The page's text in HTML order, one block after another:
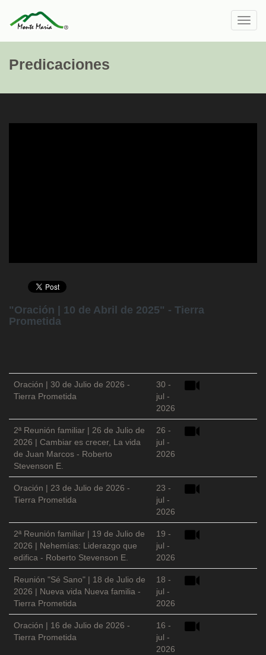
Predicaciones
"Oración | 10 de Abril de 2025" - Tierra
Prometida
Oración | 30 de Julio de 2026 -
Tierra Prometida
30 -
jul -
2026
2ª Reunión familiar | 26 de Julio de
2026 | Cambiar es crecer, La vida
de Juan Marcos - Roberto
Stevenson E.
26 -
jul -
2026
Oración | 23 de Julio de 2026 -
Tierra Prometida
23 -
jul -
2026
2ª Reunión familiar | 19 de Julio de
2026 | Nehemías: Liderazgo que
edifica - Roberto Stevenson E.
19 -
jul -
2026
Reunión "Sé Sano" | 18 de Julio de
2026 | Nueva vida Nueva familia -
Tierra Prometida
18 -
jul -
2026
Oración | 16 de Julio de 2026 -
Tierra Prometida
16 -
jul -
2026